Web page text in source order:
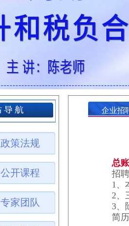
政策法规
公开课程
专家团队
企业招
总
招
1、
2、
3、
简